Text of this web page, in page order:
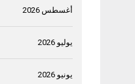
أغسطس 2026
يوليو 2026
يونيو 2026